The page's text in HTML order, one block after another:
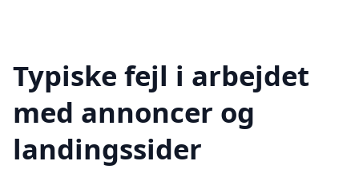
Typiske fejl i arbejdet
med annoncer og
landingssider